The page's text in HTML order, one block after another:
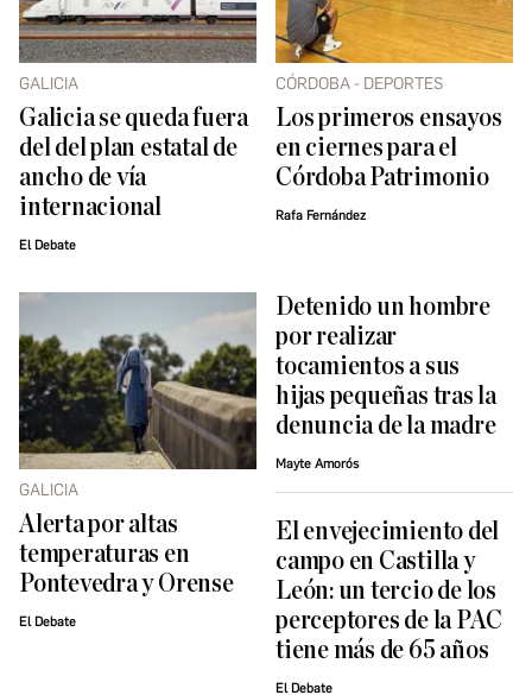
GALICIA
Galicia se queda fuera
del del plan estatal de
ancho de vía
internacional
El Debate
CÓRDOBA - DEPORTES
Los primeros ensayos
en ciernes para el
Córdoba Patrimonio
Rafa Fernández
GALICIA
Alerta por altas
temperaturas en
Pontevedra y Orense
El Debate
Detenido un hombre
por realizar
tocamientos a sus
hijas pequeñas tras la
denuncia de la madre
Mayte Amorós
El envejecimiento del
campo en Castilla y
León: un tercio de los
perceptores de la PAC
tiene más de 65 años
El Debate